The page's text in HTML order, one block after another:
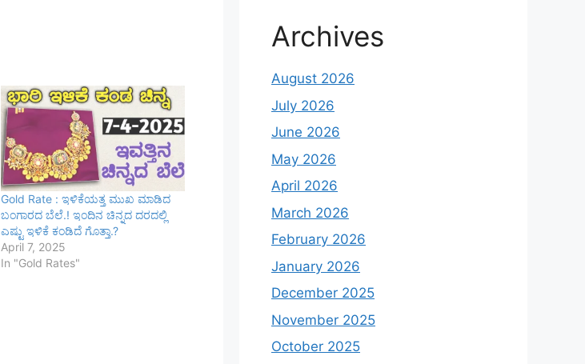
Gold Rate : ಇಳಿಕೆಯತ್ತ ಮುಖ ಮಾಡಿದ
ಬಂಗಾರದ ಬೆಲೆ.! ಇಂದಿನ ಚಿನ್ನದ ದರದಲ್ಲಿ
ಎಷ್ಟು ಇಳಿಕೆ ಕಂಡಿದೆ ಗೊತ್ತಾ.?
April 7, 2025
In "Gold Rates"
Archives
August 2026
July 2026
June 2026
May 2026
April 2026
March 2026
February 2026
January 2026
December 2025
November 2025
October 2025